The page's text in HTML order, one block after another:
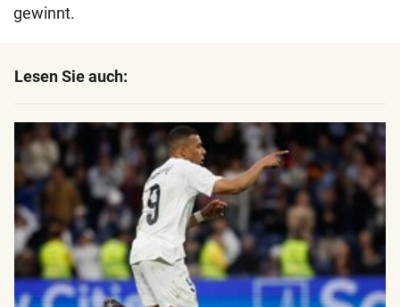
gewinnt.
Lesen Sie auch: